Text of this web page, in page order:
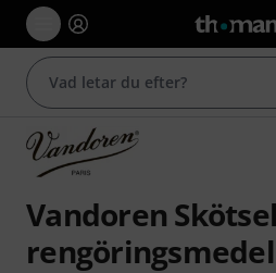
Vandoren
rengöringsmedel